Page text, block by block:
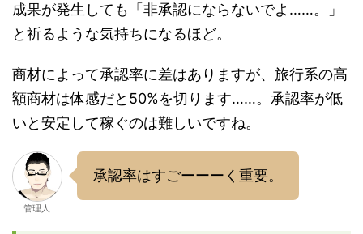
成果が発生しても「非承認にならないでよ……。」
と祈るような気持ちになるほど。
商材によって承認率に差はありますが、旅行系の高
額商材は体感だと50%を切ります……。承認率が低
いと安定して稼ぐのは難しいですね。
管理人
承認率はすごーーーく重要。